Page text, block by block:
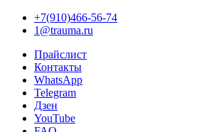
+7(910)466-56-74
1@trauma.ru
Прайслист
Контакты
WhatsApp
Telegram
Дзен
YouTube